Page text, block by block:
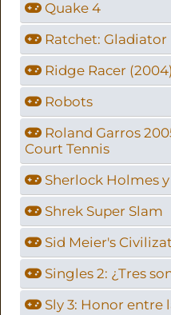
Quake 4
Ratchet: Gladiator
Ridge Racer (2004)
Robots
Roland Garros
Court Tennis
Sherlock Holmes
Shrek Super Slam
Sid Meier's
Singles 2: ¿Tres
Sly 3: Honor entre